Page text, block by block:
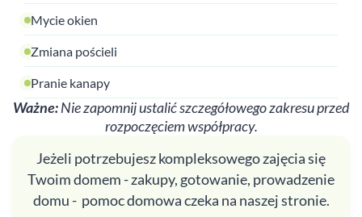
Mycie okien
Zmiana pościeli
Pranie kanapy
Ważne:Nie zapomnij ustalić szczegółowego zakresu przed
rozpoczęciem współpracy.
Jeżeli potrzebujesz kompleksowego zajęcia się
Twoim domem - zakupy, gotowanie, prowadzenie
domu - pomoc domowa czeka na naszej stronie.